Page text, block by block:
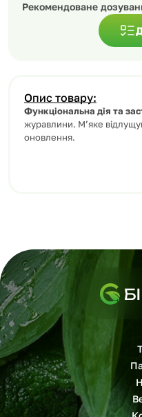
Рекомендоване
Опис товару:
Функціональна дія та
журавлини. М’яке
оновлення.